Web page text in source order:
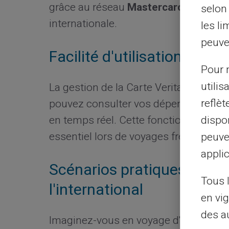
grâce au réseau Mastercard
assure
internationale.
Facilité d'utilisation et de
La gestion de la Carte Veritas est
pouvez consulter vos dépenses,
en temps réel. Cette fonctionnalité
essentiel lors de voyages fréquents
Scénarios pratiques
l'international
Imaginez-vous en voyage d'affaires
les
Pour
Tous
en
des